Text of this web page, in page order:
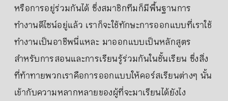
หรือการอยู่ร่วมกันได้ ซึ่งสมาชิกทีมก็มีพื้นฐานการ
ทำงานดีไซน์อยู่แล้ว เราก็จะใช้ทักษะการออกแบบที่เราใช้
ทำงานเป็นอาชีพนี่แหละ มาออกแบบเป็นหลักสูตร
สำหรับการสอนและการเรียนรู้ร่วมกันในชั้นเรียน ซึ่งสิ่ง
ที่ท้าทายพวกเราคือการออกแบบให้คอร์สเรียนต่างๆ นั้น
เข้ากับความหลากหลายของผู้ที่จะมาเรียนได้ยังไง